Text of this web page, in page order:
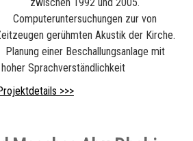
Computeruntersuchungen zur von
gerühmten Akustik der Kirche.
Planung einer Beschallungsanlage mit
Sprachverständlichkeit
>>>